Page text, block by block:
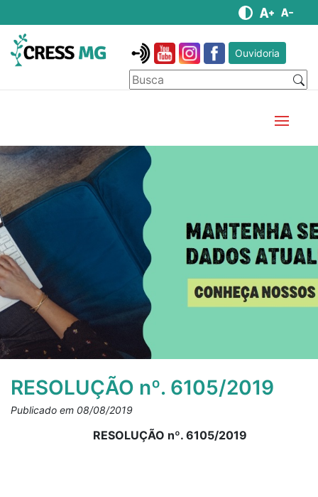
Ouvidoria
RESOLUÇÃO nº. 6105/2019
Publicado em 08/08/2019
RESOLUÇÃO nº. 6105/2019